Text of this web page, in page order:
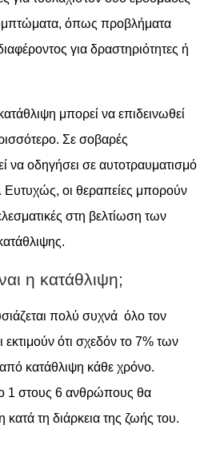
όπως προβλήματα
για δραστηριότητες ή
μπορεί να επιδεινωθεί
Σε σοβαρές
να οδηγήσει σε αυτοτραυματισμό
Ευτυχώς, οι θεραπείες μπορούν
στη βελτίωση των
η κατάθλιψη;
πολύ συχνά όλο τον
εκτιμούν ότι σχεδόν το 7% των
κατάθλιψη κάθε χρόνο.
1 στους 6 ανθρώπους θα
κατά τη διάρκεια της ζωής του.